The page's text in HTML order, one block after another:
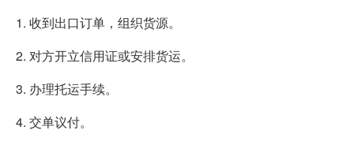
1. 收到出口订单，组织货源。
2. 对方开立信用证或安排货运。
3. 办理托运手续。
4. 交单议付。